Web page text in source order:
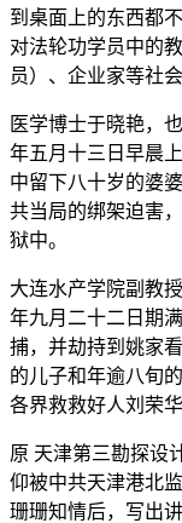
到桌面上的东西都
对法轮功学员中的
员）、企业家等社
医学博士于晓艳，
年五月十三日早晨
中留下八十岁的婆
共当局的绑架迫害
狱中。
大连水产学院副教
年九月二十二日期
捕，并劫持到姚家
的儿子和年逾八旬
各界救救好人刘荣华
原 天津第三勘探设
仰被中共天津港北
珊珊知情后，写出